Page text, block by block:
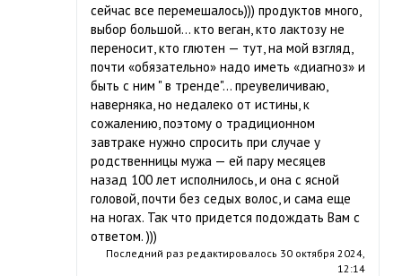
сейчас все перемешалось))) продуктов много,
выбор большой… кто веган, кто лактозу не
переносит, кто глютен — тут, на мой взгляд,
почти «обязательно» надо иметь «диагноз» и
быть с ним " в тренде"… преувеличиваю,
наверняка, но недалеко от истины, к
сожалению, поэтому о традиционном
завтраке нужно спросить при случае у
родственницы мужа — ей пару месяцев
назад 100 лет исполнилось, и она с ясной
головой, почти без седых волос, и сама еще
на ногах. Так что придется подождать Вам с
ответом. )))
Последний раз редактировалось 30 октября 2024,
12:14